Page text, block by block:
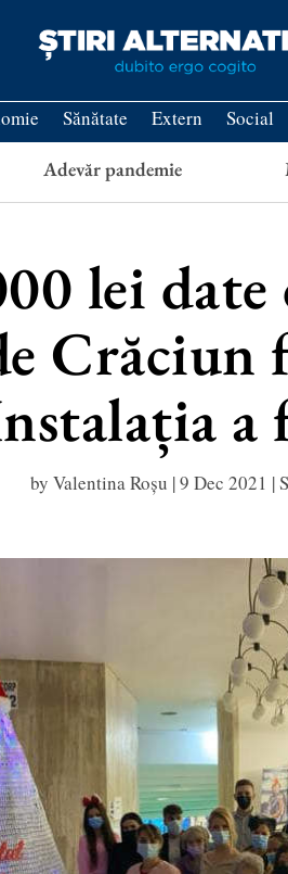
Sănătate Extern Social
Adevăr pandemie
lei
Crăciun
by Valentina Roșu |9 Dec 2021 |